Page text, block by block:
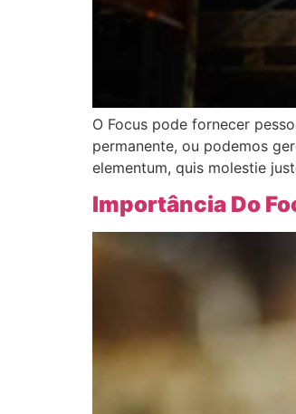
O Focus pode fornecer
permanente, ou podemos
elementum, quis molestie
Importância Do